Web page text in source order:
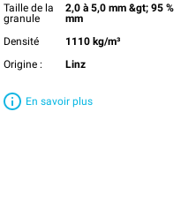
Taille de la
granule
2,0 à 5,0 mm &gt; 95 %
mm
Densité
1110 kg/m³
Origine :
Linz
En savoir plus